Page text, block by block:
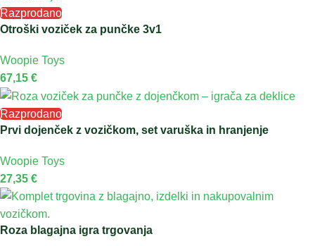
Razprodano
Otroški voziček za punčke 3v1
Woopie Toys
67,15 €
Razprodano
Prvi dojenček z vozičkom, set varuška in hranjenje
Woopie Toys
27,35 €
Roza blagajna igra trgovanja